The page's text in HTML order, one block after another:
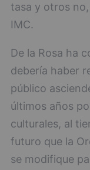
tasa y otros
IMC.
De la Rosa ha
debería haber
público
últimos años
culturales, al
futuro que la
se modifique